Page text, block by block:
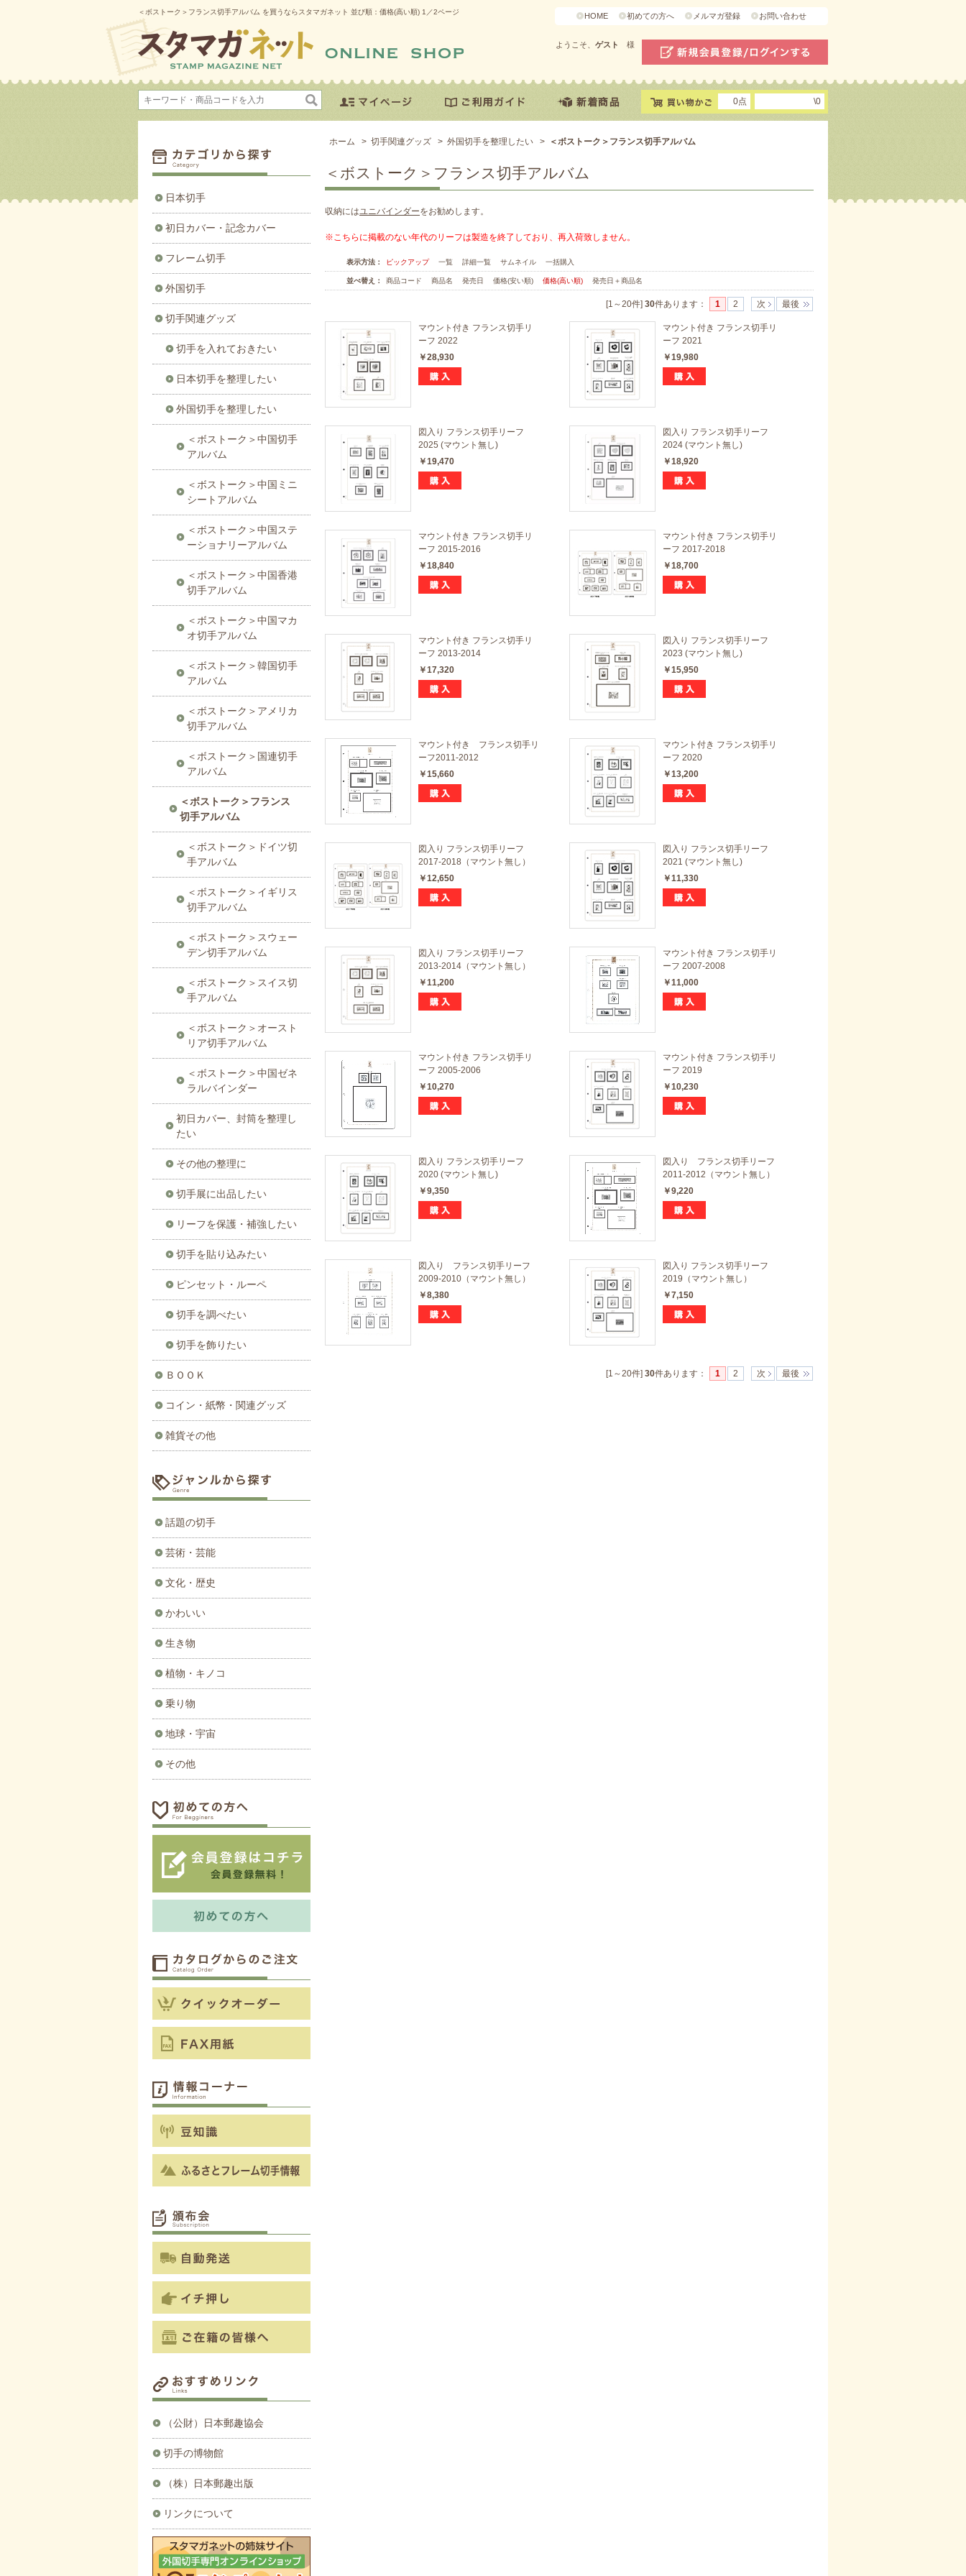
＜ボストーク＞フランス切手アルバム を買うならスタマガネット 並び順：価格(高い順) 1／2ページ HOME 初めての方へ メルマガ登録 お問い合わせ
ようこそ、 ゲスト 様
0点 \0
ホーム > 切手関連グッズ > 外国切手を整理したい > ＜ボストーク＞フランス切手アルバム
＜ボストーク＞フランス切手アルバム
収納にはユニバインダーをお勧めします。
※こちらに掲載のない年代のリーフは製造を終了しており、再入荷致しません。
表示方法： ピックアップ 一覧 詳細一覧 サムネイル 一括購入
並べ替え： 商品コード 商品名 発売日 価格(安い順) 価格(高い順) 発売日＋商品名
[1～20件] 30件あります ： 1 2 次 最後
マウント付き フランス切手リ
ーフ 2022
￥28,930
マウント付き フランス切手リ
ーフ 2021
￥19,980
図入り フランス切手リーフ
2025 (マウント無し)
￥19,470
図入り フランス切手リーフ
2024 (マウント無し)
￥18,920
マウント付き フランス切手リ
ーフ 2015-2016
￥18,840
マウント付き フランス切手リ
ーフ 2017-2018
￥18,700
マウント付き フランス切手リ
ーフ 2013-2014
￥17,320
図入り フランス切手リーフ
2023 (マウント無し)
￥15,950
マウント付き フランス切手リ
ーフ2011-2012
￥15,660
マウント付き フランス切手リ
ーフ 2020
￥13,200
図入り フランス切手リーフ
2017-2018（マウント無し）
￥12,650
図入り フランス切手リーフ
2021 (マウント無し)
￥11,330
図入り フランス切手リーフ
2013-2014（マウント無し）
￥11,200
マウント付き フランス切手リ
ーフ 2007-2008
￥11,000
マウント付き フランス切手リ
ーフ 2005-2006
￥10,270
マウント付き フランス切手リ
ーフ 2019
￥10,230
図入り フランス切手リーフ
2020 (マウント無し)
￥9,350
図入り フランス切手リーフ
2011-2012（マウント無し）
￥9,220
図入り フランス切手リーフ
2009-2010（マウント無し）
￥8,380
図入り フランス切手リーフ
2019（マウント無し）
￥7,150
[1～20件] 30件あります ： 1 2 次 最後
日本切手
初日カバー・記念カバー
フレーム切手
外国切手
切手関連グッズ
切手を入れておきたい
日本切手を整理したい
外国切手を整理したい
＜ボストーク＞中国切手
アルバム
＜ボストーク＞中国ミニ
シートアルバム
＜ボストーク＞中国ステ
ーショナリーアルバム
＜ボストーク＞中国香港
切手アルバム
＜ボストーク＞中国マカ
オ切手アルバム
＜ボストーク＞韓国切手
アルバム
＜ボストーク＞アメリカ
切手アルバム
＜ボストーク＞国連切手
アルバム
＜ボストーク＞フランス
切手アルバム
＜ボストーク＞ドイツ切
手アルバム
＜ボストーク＞イギリス
切手アルバム
＜ボストーク＞スウェー
デン切手アルバム
＜ボストーク＞スイス切
手アルバム
＜ボストーク＞オースト
リア切手アルバム
＜ボストーク＞中国ゼネ
ラルバインダー
初日カバー、封筒を整理し
たい
その他の整理に
切手展に出品したい
リーフを保護・補強したい
切手を貼り込みたい
ピンセット・ルーペ
切手を調べたい
切手を飾りたい
ＢＯＯＫ
コイン・紙幣・関連グッズ
雑貨その他
話題の切手
芸術・芸能
文化・歴史
かわいい
生き物
植物・キノコ
乗り物
地球・宇宙
その他
（公財）日本郵趣協会
切手の博物館
（株）日本郵趣出版
リンクについて